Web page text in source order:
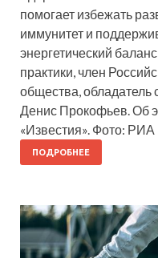
помогает избежать
иммунитет и
энергетический
практики, член
общества, обладатель
Денис Прокофьев. Об
«Известия». Фото:
ПОДРОБНЕЕ